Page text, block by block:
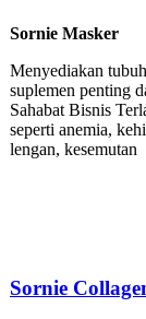
Sornie Masker
Menyediakan
suplemen penting
Sahabat Bisnis
seperti anemia,
lengan, kesemutan
Sornie